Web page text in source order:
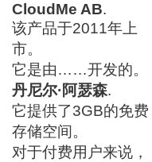
CloudMe AB.
该产品于2011年上
市。
它是由……开发的。
丹尼尔·阿瑟森.
它提供了3GB的免费
存储空间。
对于付费用户来说，